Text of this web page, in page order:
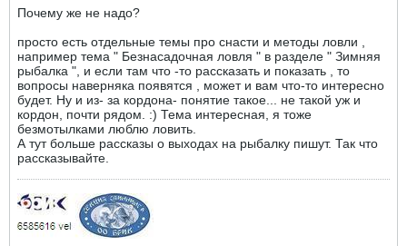
Почему же не надо?
просто есть отдельные темы про снасти и методы ловли ,
например тема " Безнасадочная ловля " в разделе " Зимняя
рыбалка ", и если там что -то рассказать и показать , то
вопросы наверняка появятся , может и вам что-то интересно
будет. Ну и из- за кордона- понятие такое... не такой уж и
кордон, почти рядом. :) Тема интересная, я тоже
безмотылками люблю ловить.
А тут больше рассказы о выходах на рыбалку пишут. Так что
рассказывайте.